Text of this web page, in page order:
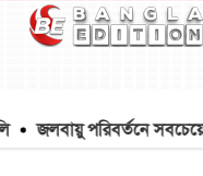
জলবায়ু পরিবর্তনে সবচেয়ে